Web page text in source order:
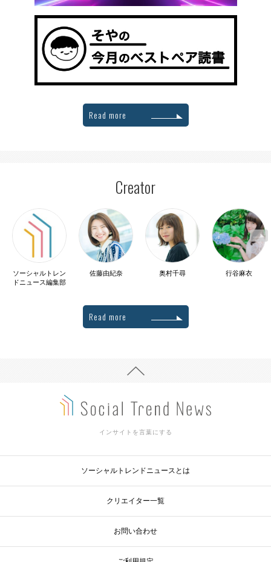
Read more
Creator
ソーシャルトレン
ドニュース編集部
佐藤由紀奈 奥村千尋 行谷麻衣
Read more
インサイトを言葉にする
ソーシャルトレンドニュースとは
クリエイター一覧
お問い合わせ